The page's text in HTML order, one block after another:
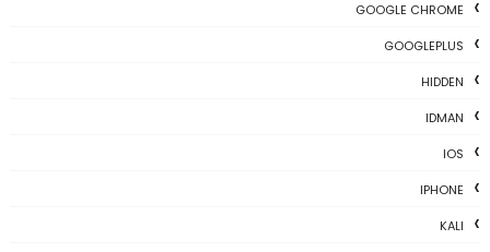
GOOGLE CHROME
GOOGLEPLUS
HIDDEN
IDMAN
IOS
IPHONE
KALI